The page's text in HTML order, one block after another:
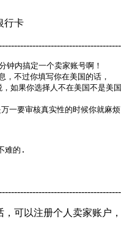
行卡
钟内搞定一个卖家账号啊！
不过你填写你在美国的话，
果你选择人不在美国不是美国
一要审核真实性的时候你就麻烦
难的.
可以注册个人卖家账户